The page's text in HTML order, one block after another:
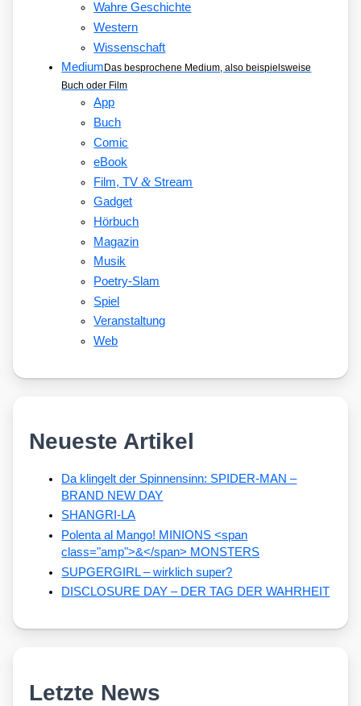
Wahre Geschichte
Western
Wissenschaft
Medium Das besprochene Medium, also beispielsweise
Buch oder Film
App
Buch
Comic
eBook
Film, TV&Stream
Gadget
Hörbuch
Magazin
Musik
Poetry-Slam
Spiel
Veranstaltung
Web
Neueste Artikel
Da klingelt der Spinnensinn: SPIDER-MAN –
BRAND NEW DAY
SHANGRI-LA
Polenta al Mango! MINIONS <span
class="amp">&</span> MONSTERS
SUPGERGIRL – wirklich super?
DISCLOSURE DAY – DER TAG DER WAHRHEIT
Letzte News